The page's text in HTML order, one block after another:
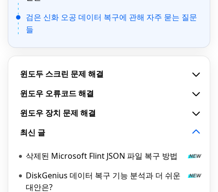
검은 신화 오공 데이터 복구에 관해 자주 묻는 질문
들
윈도두 스크린 문제 해결
윈도우 오류코드 해결
윈도우 장치 문제 해결
최신 글
삭제된 Microsoft Flint JSON 파일 복구 방법
DiskGenius 데이터 복구 기능 분석과 더 쉬운
대안은?